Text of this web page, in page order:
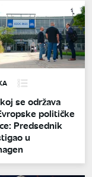
se održava
političke
Predsednik
u